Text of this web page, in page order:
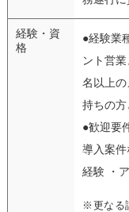
経験・資
格
●経験業
ント営
名以上
持ちの
●歓迎要
導入案
経験 ・
※更なる